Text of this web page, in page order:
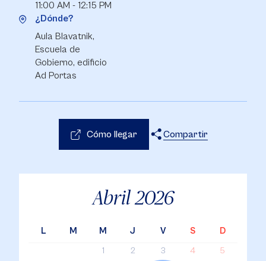
Abril 2026
L M M J V S
D
1
2 3 4
5
11:00 AM - 12:15 PM
¿Dónde?
Aula Blavatnik,
Escuela de
Gobierno, edificio
Ad Portas
Cómo llegar
Compartir